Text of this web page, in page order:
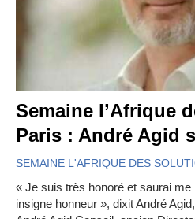
Semaine l’Afrique
Paris : André Agid
SEMAINE L'AFRIQUE DES
« Je suis très honoré et saurai
insigne honneur », dixit André